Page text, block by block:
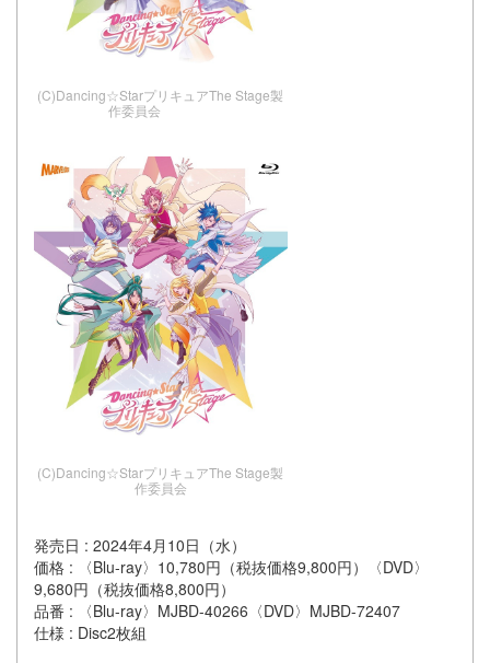
(C)Dancing☆StarプリキュアThe Stage製
作委員会
(C)Dancing☆StarプリキュアThe Stage製
作委員会
発売日 : 2024年4月10日（水）
価格 : 〈Blu-ray〉10,780円（税抜価格9,800円）〈DVD〉
9,680円（税抜価格8,800円）
品番 : 〈Blu-ray〉MJBD-40266〈DVD〉MJBD-72407
仕様 : Disc2枚組